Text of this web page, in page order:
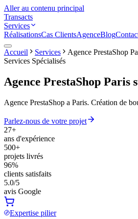
Aller au contenu principal
Transacts
Services
RéalisationsCas ClientsAgenceBlog
Accueil Services
Agence PrestaShop
Services Spécialisés
Agence PrestaShop Paris
Agence PrestaShop a Paris. Création de
Parlez-nous de votre projet
27+
ans d'expérience
500+
projets livrés
96%
clients satisfaits
5.0/5
avis Google
Expertise pilier